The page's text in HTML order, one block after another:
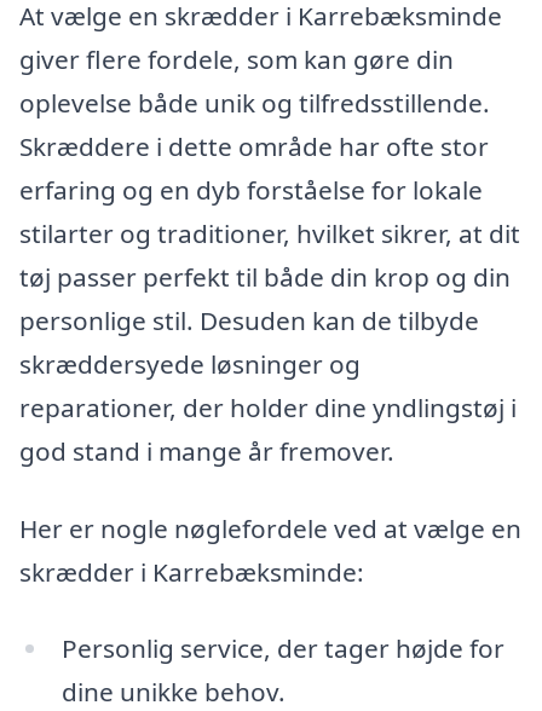
At vælge en skrædder i Karrebæksminde
giver flere fordele, som kan gøre din
oplevelse både unik og tilfredsstillende.
Skræddere i dette område har ofte stor
erfaring og en dyb forståelse for lokale
stilarter og traditioner, hvilket sikrer, at dit
tøj passer perfekt til både din krop og din
personlige stil. Desuden kan de tilbyde
skræddersyede løsninger og
reparationer, der holder dine yndlingstøj i
god stand i mange år fremover.
Her er nogle nøglefordele ved at vælge en
skrædder i Karrebæksminde:
Personlig service, der tager højde for
dine unikke behov.